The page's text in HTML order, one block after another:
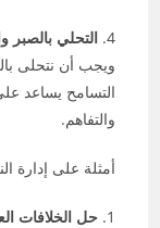
4. التحلي بالصبر
ويجب أن نتحلى
التسامح يساعد
والتفاهم.
أمثلة على إدارة
1. حل الخلافات